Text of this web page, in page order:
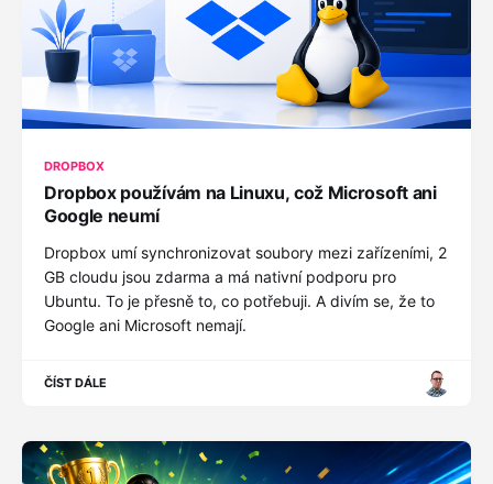
DROPBOX
Dropbox používám na Linuxu, což Microsoft ani
Google neumí
Dropbox umí synchronizovat soubory mezi zařízeními, 2
GB cloudu jsou zdarma a má nativní podporu pro
Ubuntu. To je přesně to, co potřebuji. A divím se, že to
Google ani Microsoft nemají.
ČÍST DÁLE